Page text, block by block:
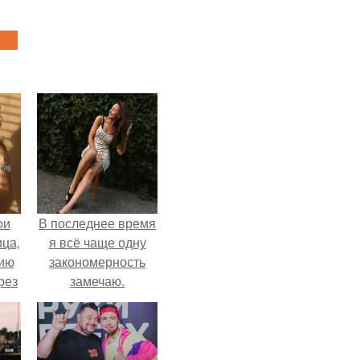
В последнее время
я всё чаще одну
закономерность
замечаю.